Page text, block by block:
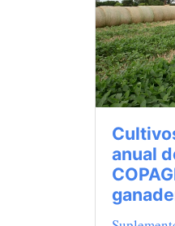
anual